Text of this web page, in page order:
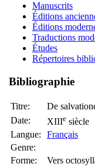
Manuscrits
Éditions
Éditions
Traductions
Études
Répertoires
Bibliographie
Titre:
De
Date:
XIIIe siècle
Langue:
Français
Genre:
Forme:
Vers